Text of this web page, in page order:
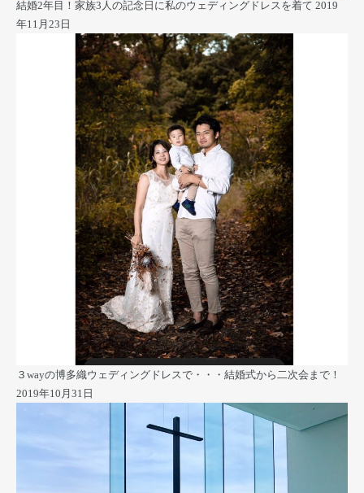
結婚2年目！家族3人の記念日に私のウェディングドレスを着て 2019
年11月23日
３wayの博多織ウェディングドレスで・・・結婚式から二次会まで！
2019年10月31日